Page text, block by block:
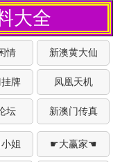
大全
情 新澳黄大仙
牌 凤凰天机
坛 新澳门传真
姐 ☛大赢家☚